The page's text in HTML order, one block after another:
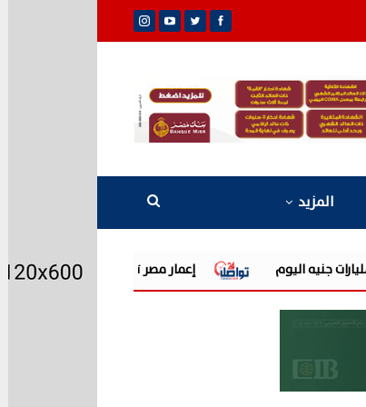
المزيد
إعمار مصر تتحول للخسارة في الربع الثاني.. 2.2 مليار جنيه خسائر رغم ارتفاع الإيرادات 22.6%